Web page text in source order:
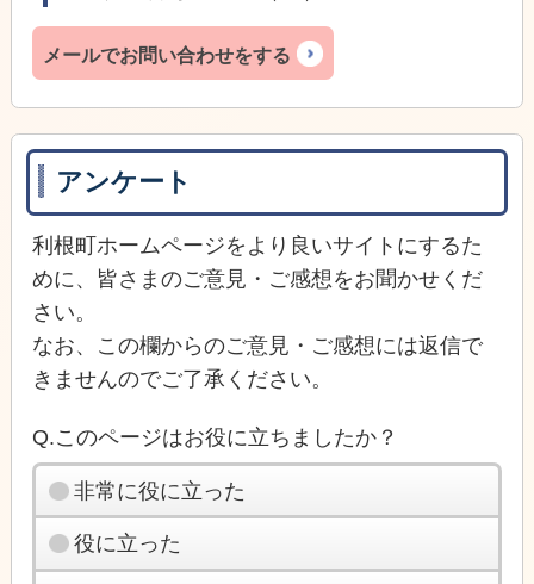
メールでお問い合わせをする
アンケート
利根町ホームページをより良いサイトにするた
めに、皆さまのご意見・ご感想をお聞かせくだ
さい。
なお、この欄からのご意見・ご感想には返信で
きませんのでご了承ください。
Q.このページはお役に立ちましたか？
非常に役に立った
役に立った